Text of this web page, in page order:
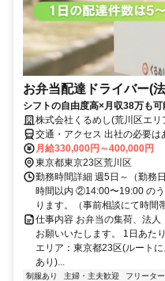
お弁当配達ドライバー(
シフトの自由度高×月収38万も
株式会社くるめし(荒川区エリ
交通・アクセス 出社の必要は
月給330,000円～400,000円
東京都東京23区荒川区
勤務時間詳細 週5日～（勤務
時間以内 ②14:00〜19:00 の
ります。（事前相談にて時間
仕事内容 お弁当の集荷、法
お願いいたします。 1日あた
エリア：東京都23区(ルート
あり)...
制服あり 主婦・主夫歓迎 フリータ